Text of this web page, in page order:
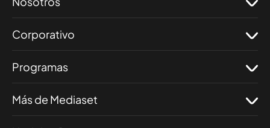
Corporativo
Programas
Más de Mediaset